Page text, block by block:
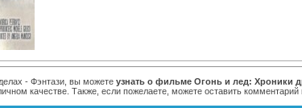
- Фэнтази, вы можете узнать о фильме Огонь и лед: Хроники
качестве. Также, если пожелаете, можете оставить